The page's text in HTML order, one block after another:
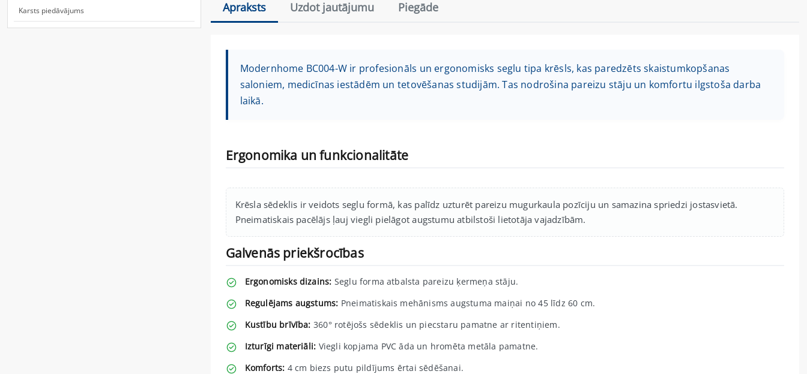
Karsts piedāvājums Apraksts Uzdot jautājumu Piegāde
Modernhome BC004-W ir profesionāls un ergonomisks seglu tipa krēsls, kas paredzēts skaistumkopšanas
saloniem, medicīnas iestādēm un tetovēšanas studijām. Tas nodrošina pareizu stāju un komfortu ilgstoša darba
laikā.
Ergonomika un funkcionalitāte
Krēsla sēdeklis ir veidots seglu formā, kas palīdz uzturēt pareizu mugurkaula pozīciju un samazina spriedzi jostasvietā.
Pneimatiskais pacēlājs ļauj viegli pielāgot augstumu atbilstoši lietotāja vajadzībām.
Galvenās priekšrocības
Ergonomisks dizains: Seglu forma atbalsta pareizu ķermeņa stāju.
Regulējams augstums: Pneimatiskais mehānisms augstuma maiņai no 45 līdz 60 cm.
Kustību brīvība: 360° rotējošs sēdeklis un piecstaru pamatne ar ritentiņiem.
Izturīgi materiāli: Viegli kopjama PVC āda un hromēta metāla pamatne.
Komforts: 4 cm biezs putu pildījums ērtai sēdēšanai.